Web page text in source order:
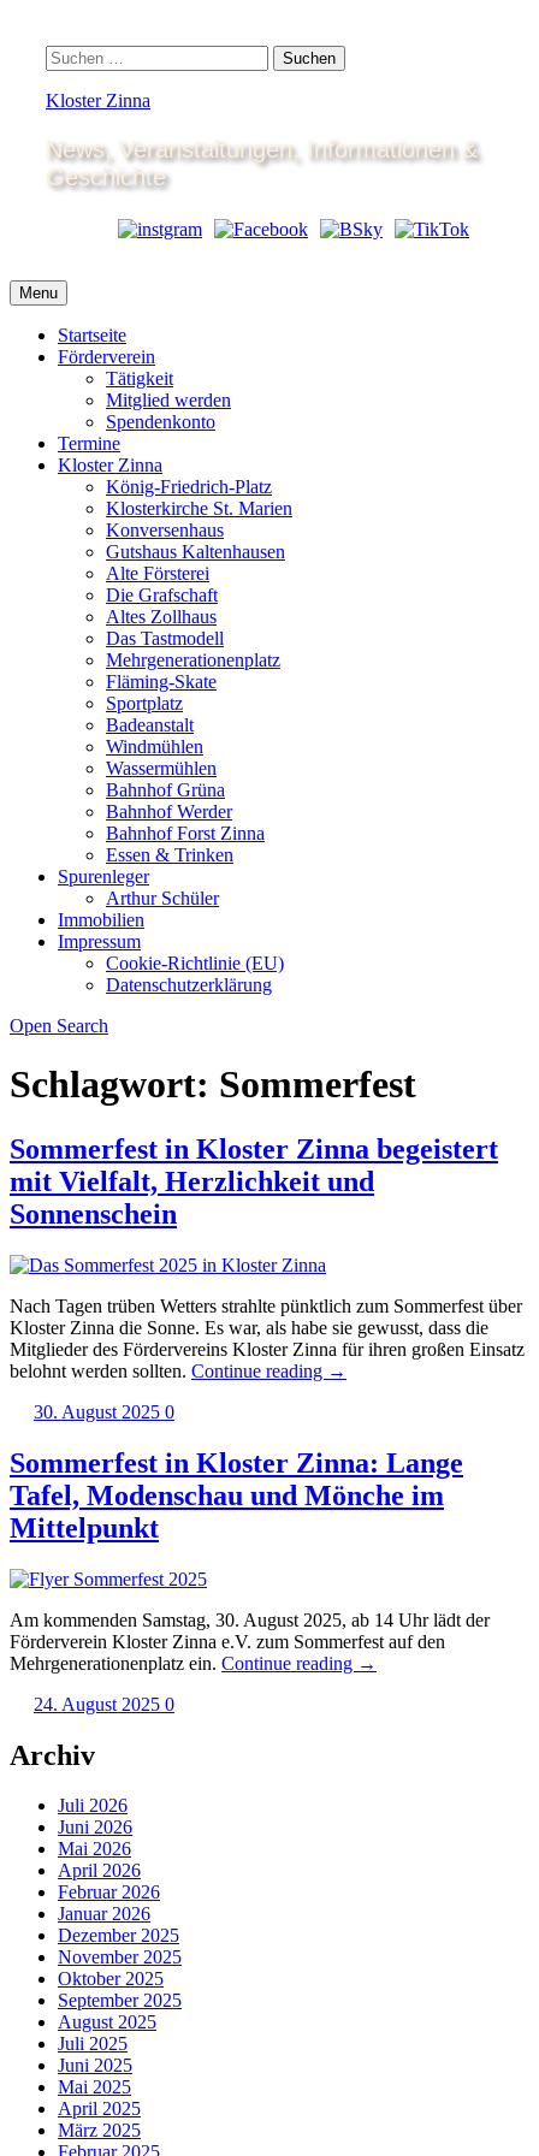
contentSearch
Suchen
nach:
Kloster Zinna
News, Veranstaltungen, Informationen &
Geschichte
Menu
Startseite
Förderverein
Tätigkeit
Mitglied werden
Spendenkonto
Termine
Kloster Zinna
König-Friedrich-Platz
Klosterkirche St. Marien
Konversenhaus
Gutshaus Kaltenhausen
Alte Försterei
Die Grafschaft
Altes Zollhaus
Das Tastmodell
Mehrgenerationenplatz
Fläming-Skate
Sportplatz
Badeanstalt
Windmühlen
Wassermühlen
Bahnhof Grüna
Bahnhof Werder
Bahnhof Forst Zinna
Essen & Trinken
Spurenleger
Arthur Schüler
Immobilien
Impressum
Cookie-Richtlinie (EU)
Datenschutzerklärung
Open Search
Schlagwort: Sommerfest
Sommerfest in Kloster Zinna begeistert
mit Vielfalt, Herzlichkeit und
Sonnenschein
Nach Tagen trüben Wetters strahlte pünktlich zum Sommerfest über
Kloster Zinna die Sonne. Es war, als habe sie gewusst, dass die
Mitglieder des Fördervereins Kloster Zinna für ihren großen Einsatz
belohnt werden sollten. Continue reading „Sommerfest
begeistert
mit
Vielfalt,
→
30. August 2025 0
Sommerfest in Kloster Zinna: Lange
Tafel, Modenschau und Mönche im
Mittelpunkt
Am kommenden Samstag, 30. August 2025, ab 14 Uhr lädt der
Förderverein Kloster Zinna e.V. zum Sommerfest auf den
Mehrgenerationenplatz ein. Continue reading „Sommerfest
→
24. August 2025 0
Archiv
Juli 2026
Juni 2026
Mai 2026
April 2026
Februar 2026
Januar 2026
Dezember 2025
November 2025
Oktober 2025
September 2025
August 2025
Juli 2025
Juni 2025
Mai 2025
April 2025
März 2025